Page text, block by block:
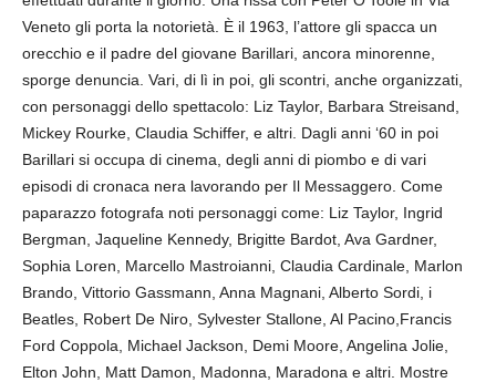
Veneto gli porta la notorietà. È il 1963, l’attore gli spacca un
orecchio e il padre del giovane Barillari, ancora minorenne,
sporge denuncia. Vari, di lì in poi, gli scontri, anche organizzati,
con personaggi dello spettacolo: Liz Taylor, Barbara Streisand,
Mickey Rourke, Claudia Schiffer, e altri. Dagli anni ‘60 in poi
Barillari si occupa di cinema, degli anni di piombo e di vari
episodi di cronaca nera lavorando per Il Messaggero. Come
paparazzo fotografa noti personaggi come: Liz Taylor, Ingrid
Bergman, Jaqueline Kennedy, Brigitte Bardot, Ava Gardner,
Sophia Loren, Marcello Mastroianni, Claudia Cardinale, Marlon
Brando, Vittorio Gassmann, Anna Magnani, Alberto Sordi, i
Beatles, Robert De Niro, Sylvester Stallone, Al Pacino,Francis
Ford Coppola, Michael Jackson, Demi Moore, Angelina Jolie,
Elton John, Matt Damon, Madonna, Maradona e altri. Mostre